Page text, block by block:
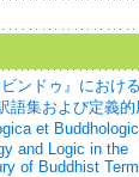
ンドゥ』におけ
語集および定義
et
and Logic in the
of Buddhist